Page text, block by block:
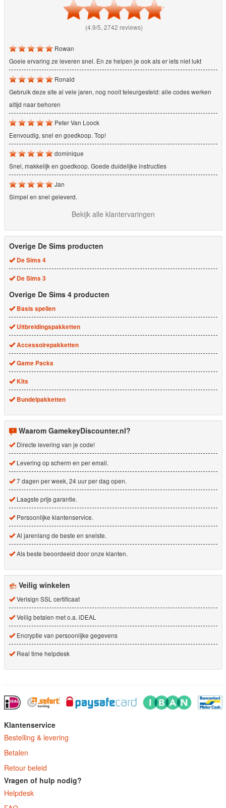
(4.9/5, 2742 reviews)
Rowan
Goeie ervaring ze leveren snel. En ze helpen je ook als er iets niet lukt
Ronald
Gebruik deze site al vele jaren, nog nooit teleurgesteld: alle codes werken
altijd naar behoren
Peter Van Loock
Eenvoudig, snel en goedkoop. Top!
dominique
Snel, makkelijk en goedkoop. Goede duidelijke instructies
Jan
Simpel en snel geleverd.
Bekijk alle klantervaringen
Overige De Sims producten
De Sims 4
De Sims 3
Overige De Sims 4 producten
Basis spellen
Uitbreidingspakketten
Accessoirepakketten
Game Packs
Kits
Bundelpakketten
Waarom GamekeyDiscounter.nl?
Directe levering van je code!
Levering op scherm en per email.
7 dagen per week, 24 uur per dag open.
Laagste prijs garantie.
Persoonlijke klantenservice.
Al jarenlang de beste en snelste.
Als beste beoordeeld door onze klanten.
Veilig winkelen
Verisign SSL certificaat
Veilig betalen met o.a. iDEAL
Encryptie van persoonlijke gegevens
Real time helpdesk
Klantenservice
Bestelling & levering
Betalen
Retour beleid
Vragen of hulp nodig?
Helpdesk